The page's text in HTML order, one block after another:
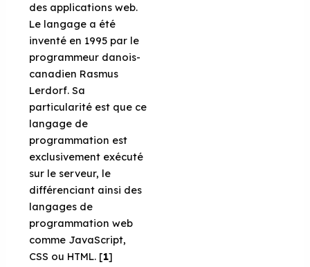
des applications web.
Le langage a été
inventé en 1995 par le
programmeur danois-
canadien Rasmus
Lerdorf. Sa
particularité est que ce
langage de
programmation est
exclusivement exécuté
sur le serveur, le
différenciant ainsi des
langages de
programmation web
comme JavaScript,
CSS ou HTML. [1]